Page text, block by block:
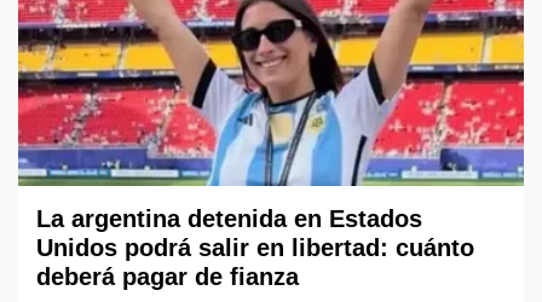
La argentina detenida en Estados
Unidos podrá salir en libertad: cuánto
deberá pagar de fianza